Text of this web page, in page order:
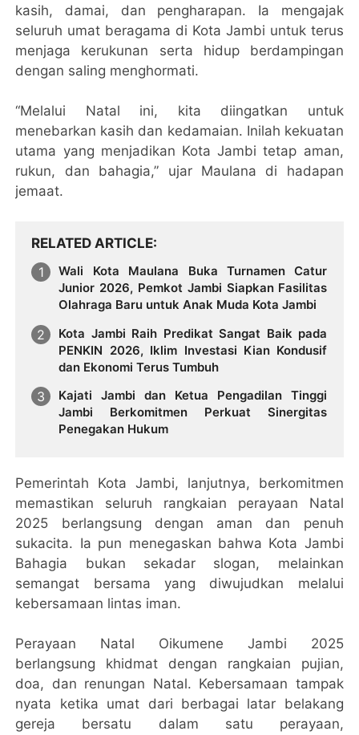
kasih, damai, dan pengharapan. Ia mengajak
seluruh umat beragama di Kota Jambi untuk terus
menjaga kerukunan serta hidup berdampingan
dengan saling menghormati.
“Melalui Natal ini, kita diingatkan untuk
menebarkan kasih dan kedamaian. Inilah kekuatan
utama yang menjadikan Kota Jambi tetap aman,
rukun, dan bahagia,” ujar Maulana di hadapan
jemaat.
RELATED ARTICLE
Wali Kota Maulana Buka Turnamen Catur
Junior 2026, Pemkot Jambi Siapkan Fasilitas
Olahraga Baru untuk Anak Muda Kota Jambi
Kota Jambi Raih Predikat Sangat Baik pada
PENKIN 2026, Iklim Investasi Kian Kondusif
dan Ekonomi Terus Tumbuh
Kajati Jambi dan Ketua Pengadilan Tinggi
Jambi Berkomitmen Perkuat Sinergitas
Penegakan Hukum
Pemerintah Kota Jambi, lanjutnya, berkomitmen
memastikan seluruh rangkaian perayaan Natal
2025 berlangsung dengan aman dan penuh
sukacita. Ia pun menegaskan bahwa Kota Jambi
Bahagia bukan sekadar slogan, melainkan
semangat bersama yang diwujudkan melalui
kebersamaan lintas iman.
Perayaan Natal Oikumene Jambi 2025
berlangsung khidmat dengan rangkaian pujian,
doa, dan renungan Natal. Kebersamaan tampak
nyata ketika umat dari berbagai latar belakang
gereja bersatu dalam satu perayaan,